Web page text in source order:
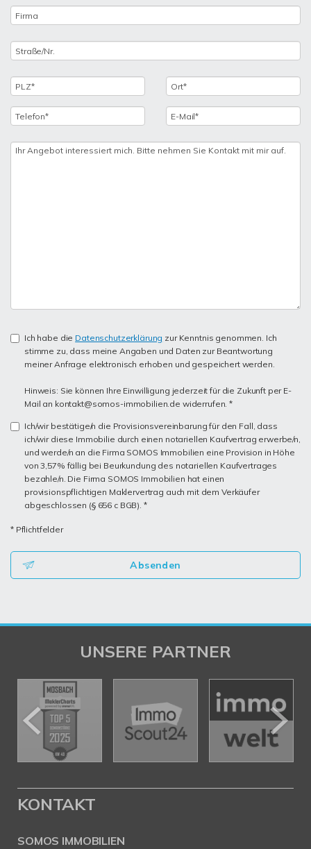
Ich habe die Datenschutzerklärung zur Kenntnis genommen. Ich
stimme zu, dass meine Angaben und Daten zur Beantwortung
meiner Anfrage elektronisch erhoben und gespeichert werden.
Hinweis: Sie können Ihre Einwilligung jederzeit für die Zukunft per E-
Mail an kontakt@somos-immobilien.de widerrufen. *
Ich/wir bestätige/n die Provisionsvereinbarung für den Fall, dass
ich/wir diese Immobilie durch einen notariellen Kaufvertrag erwerbe/n,
und werde/n an die Firma SOMOS Immobilien eine Provision in Höhe
von 3,57% fällig bei Beurkundung des notariellen Kaufvertrages
bezahle/n. Die Firma SOMOS Immobilien hat einen
provisionspflichtigen Maklervertrag auch mit dem Verkäufer
abgeschlossen (§ 656 c BGB). *
* Pflichtfelder
Absenden
UNSERE PARTNER
KONTAKT
SOMOS IMMOBILIEN